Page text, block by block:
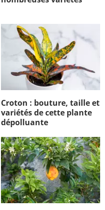
Croton : bouture, taille et
variétés de cette plante
dépolluante